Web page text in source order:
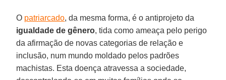
O patriarcado, da mesma forma, é o antiprojeto da
igualdade de gênero, tida como ameaça pelo perigo
da afirmação de novas categorias de relação e
inclusão, num mundo moldado pelos padrões
machistas. Esta doença atravessa a sociedade,